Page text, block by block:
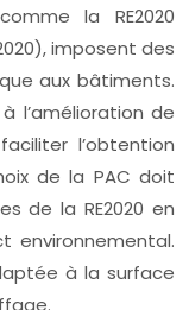
la RE2020
imposent des
aux bâtiments.
l’amélioration de
l’obtention
de la PAC doit
de la RE2020 en
environnemental.
à la surface